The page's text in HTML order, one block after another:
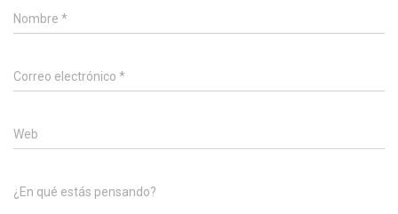
Nombre *
Correo electrónico *
Web
¿En qué estás pensando?